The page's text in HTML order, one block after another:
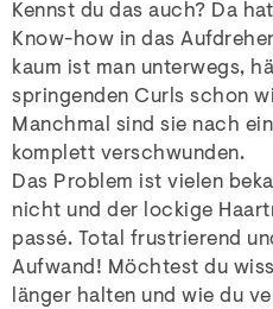
Kennst du das auch? Da
Know-how in das
kaum ist man unterwegs,
springenden Curls schon
Manchmal sind sie nach
komplett verschwunden.
Das Problem ist vielen
nicht und der lockige
passé. Total frustrierend
Aufwand! Möchtest du
länger halten und wie du